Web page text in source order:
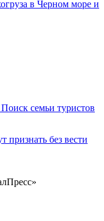
на свердловской
с компанией